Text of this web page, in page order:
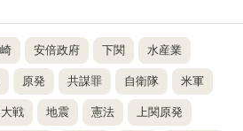
安倍政府 下関 水産業
原発 共謀罪 自衛隊 米軍
戦 地震 憲法 上関原発